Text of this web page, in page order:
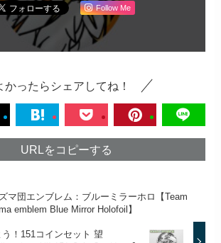
Follow Me
かったらシェアしてね！
URLをコピーする
マ団エンブレム：ブルーミラーホロ【Team
emblem Blue Mirror Holofoil】
！151コインセット 望